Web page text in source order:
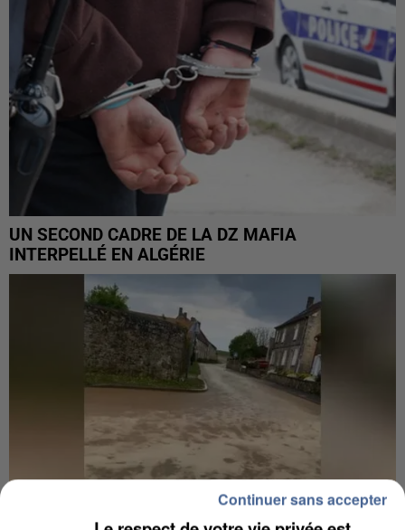
UN SECOND CADRE DE LA DZ MAFIA
INTERPELLÉ EN ALGÉRIE
Continuer sans accepter